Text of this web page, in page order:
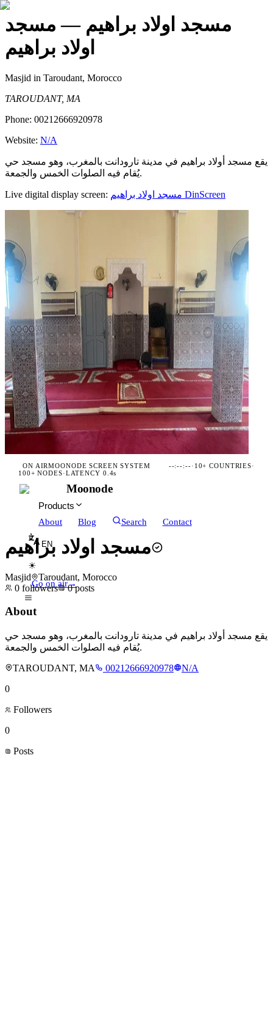
مسجد اولاد براهيم — مسجد
اولاد براهيم
Masjid in Taroudant, Morocco
TAROUDANT, MA
Phone: 00212666920978
Website: N/A
يقع مسجد أولاد براهيم في مدينة تارودانت بالمغرب، وهو مسجد حي
يُقام فيه الصلوات الخمس والجمعة.
Live digital display screen: مسجد اولاد براهيم DinScreen
ON AIRMOONODE SCREEN SYSTEM --:--:--· 10+ COUNTRIES·
100+ NODES·LATENCY 0.4s
Moonode
Products
About
Blog Search Contact
EN
☀
Go on air→
مسجد اولاد براهيم
Masjid
Taroudant, Morocco
0 followers 0 posts
About
يقع مسجد أولاد براهيم في مدينة تارودانت بالمغرب، وهو مسجد حي
يُقام فيه الصلوات الخمس والجمعة.
TAROUDANT, MA
00212666920978
N/A
0
Followers
0
Posts